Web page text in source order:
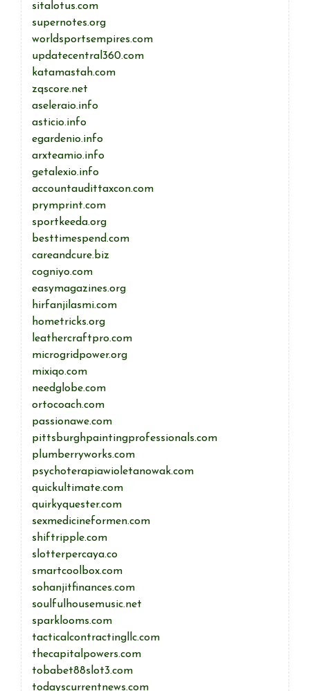
sitalotus.com
supernotes.org
worldsportsempires.com
updatecentral360.com
katamastah.com
zqscore.net
aseleraio.info
asticio.info
egardenio.info
arxteamio.info
getalexio.info
accountaudittaxcon.com
prymprint.com
sportkeeda.org
besttimespend.com
careandcure.biz
cogniyo.com
easymagazines.org
hirfanjilasmi.com
hometricks.org
leathercraftpro.com
microgridpower.org
mixiqo.com
needglobe.com
ortocoach.com
passionawe.com
pittsburghpaintingprofessionals.com
plumberryworks.com
psychoterapiawioletanowak.com
quickultimate.com
quirkyquester.com
sexmedicineformen.com
shiftripple.com
slotterpercaya.co
smartcoolbox.com
sohanjitfinances.com
soulfulhousemusic.net
sparklooms.com
tacticalcontractingllc.com
thecapitalpowers.com
tobabet88slot3.com
todayscurrentnews.com